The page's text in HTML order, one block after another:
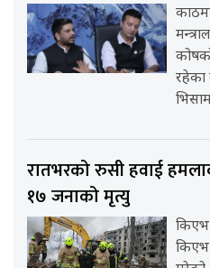
रहेका
रातभरको रुसी हवाई
१७ जनाको मृत्यु
किएभ